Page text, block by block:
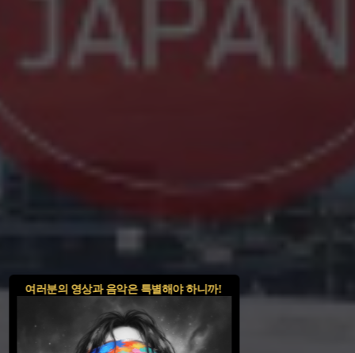
여러분의 영상과 음악은 특별해야 하니까!